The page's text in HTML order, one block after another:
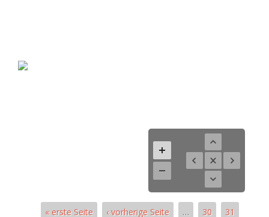
« erste Seite ‹ vorherige Seite … 30
31